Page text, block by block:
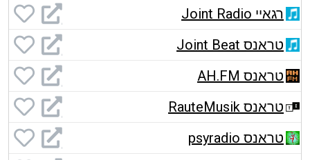
רגאיי Joint Radio
טראנס Joint Beat
טראנס AH.FM
טראנס RauteMusik
טראנס psyradio